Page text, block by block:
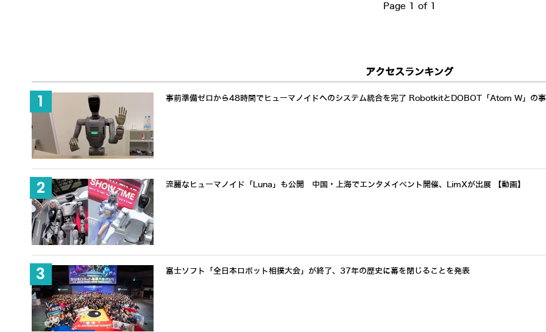
Page 1 of 1
アクセスランキング
事前準備ゼロから48時間でヒューマノイドへのシステム統合を完了 RobotkitとDOBOT「Atom W」の
流麗なヒューマノイド「Luna」も公開 中国・上海でエンタメイベント開催、LimXが出展 【動画】
富士ソフト「全日本ロボット相撲大会」が終了、37年の歴史に幕を閉じることを発表